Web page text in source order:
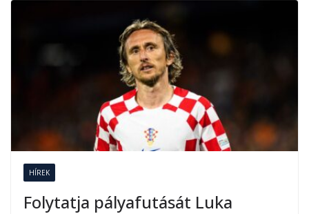
HÍREK
Folytatja pályafutását Luka